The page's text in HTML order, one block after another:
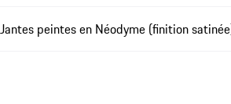
Jantes peintes en Néodyme (finition